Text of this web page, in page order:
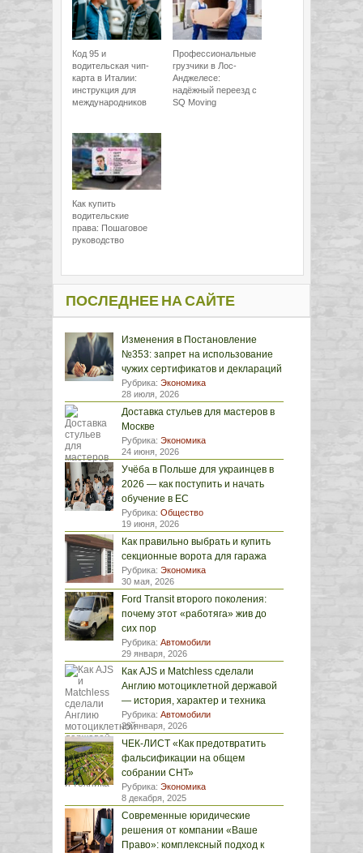
Код 95 и
водительская чип-
карта в Италии:
инструкция для
международников
Профессиональные
грузчики в Лос-
Анджелесе:
надёжный переезд с
SQ Moving
Как купить
водительские
права: Пошаговое
руководство
ПОСЛЕДНЕЕ НА САЙТЕ
Изменения в Постановление
№353: запрет на использование
чужих сертификатов и деклараций
Рубрика: Экономика
28 июля, 2026
Доставка стульев для мастеров в
Москве
Рубрика: Экономика
24 июня, 2026
Учёба в Польше для украинцев в
2026 — как поступить и начать
обучение в ЕС
Рубрика: Общество
19 июня, 2026
Как правильно выбрать и купить
секционные ворота для гаража
Рубрика: Экономика
30 мая, 2026
Ford Transit второго поколения:
почему этот «работяга» жив до
сих пор
Рубрика: Автомобили
29 января, 2026
Как AJS и Matchless сделали
Англию мотоциклетной державой
— история, характер и техника
Рубрика: Автомобили
29 января, 2026
ЧЕК-ЛИСТ «Как предотвратить
фальсификации на общем
собрании СНТ»
Рубрика: Экономика
8 декабря, 2025
Современные юридические
решения от компании «Ваше
Право»: комплексный подход к